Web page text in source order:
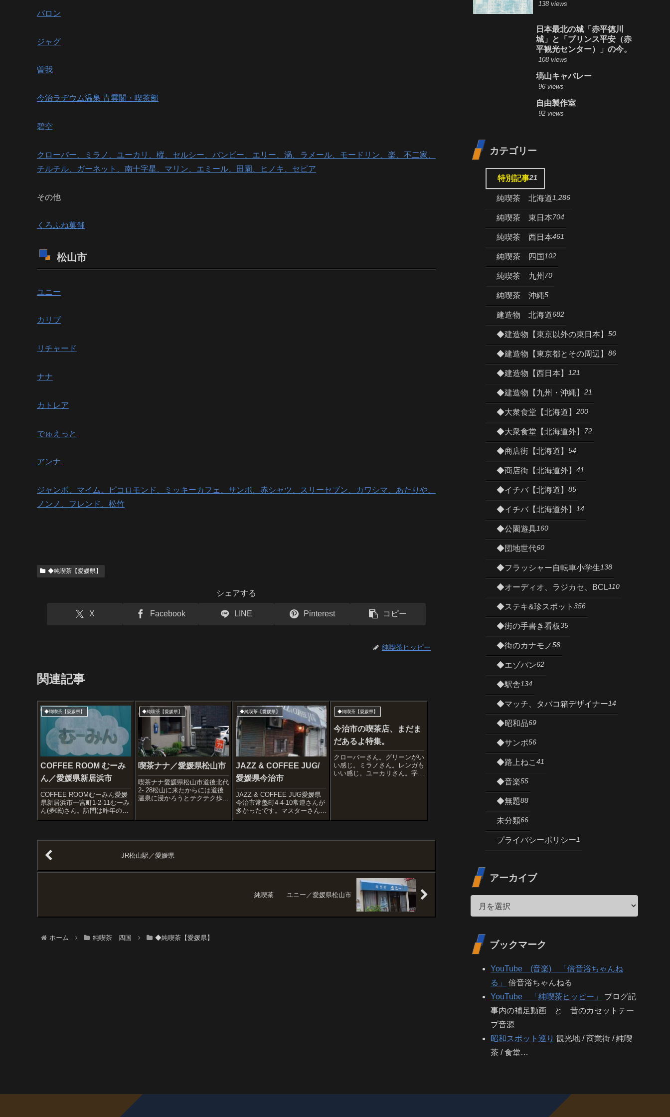
バロン
ジャグ
曽我
今治ラヂウム温泉 青雲閣・喫茶部
碧空
クローバー、ミラノ、ユーカリ、樅、セルシー、バンビー、エリー、渦、ラメール、モードリン、楽、不二家、
チルチル、ガーネット、南十字星、マリン、エミール、田園、ヒノキ、セピア
その他
くろふね菓舗
松山市
ユニー
カリブ
リチャード
ナナ
カトレア
でゅえっと
アンナ
ジャンボ、マイム、ピコロモンド、ミッキーカフェ、サンボ、赤シャツ、スリーセブン、カワシマ、あたりや、
ノンノ、フレンド、松竹
◆純喫茶【愛媛県】
シェアする
X Facebook LINE Pinterest コピー
純喫茶ヒッピー
関連記事
◆純喫茶【愛媛県】
COFFEE ROOM むーみ
ん／愛媛県新居浜市
COFFEE ROOMむーみん愛媛
県新居浜市一宮町1-2-11むーみ
ん(夢眠)さん。訪問は昨年の
夏。モーニングセットを食べに
茶店としてまだまだ元気いっぱ
いな感じがしたのだけど、二人
の明...
◆純喫茶【愛媛県】
喫茶ナナ／愛媛県松山市
喫茶ナナ愛媛県松山市道後北代
2- 28松山に来たからには道後
温泉に浸かろうとテクテク歩い
がいみたいにコーヒーばかり飲
◆純喫茶【愛媛県】
JAZZ & COFFEE JUG/
愛媛県今治市
JAZZ & COFFEE JUG愛媛県
今治市常盤町4-4-10常連さんが
多かったです。マスターさんは
自転車が好きだし、スピーカー
70kmの瀬戸内しまなみ海道に
◆純喫茶【愛媛県】
今治市の喫茶店、まだま
だあるよ特集。
クローバーさん。グリーンがい
い感じ。ミラノさん。レンガも
いい感じ。ユーカリさん。字体
です。漁港近くに...
JR松山駅／愛媛県
純喫茶 ユニー／愛媛県松山市
ホーム 純喫茶 四国 ◆純喫茶【愛媛県】
138 views
日本最北の城「赤平徳川
城」と「プリンス平安（赤
平観光センター）」の今。
108 views
塙山キャバレー
96 views
自由製作室
92 views
カテゴリー
特別記事21
純喫茶 北海道1,286
純喫茶 東日本704
純喫茶 西日本461
純喫茶 四国 102
純喫茶 九州 70
純喫茶 沖縄5
建造物 北海道682
◆建造物【東京以外の東日本】 50
◆建造物【東京都とその周辺】 86
◆建造物【西日本】 121
◆建造物【九州・沖縄】 21
◆大衆食堂【北海道】 200
◆大衆食堂【北海道外】 72
◆商店街【北海道】 54
◆商店街【北海道外】 41
◆イチバ【北海道】 85
◆イチバ【北海道外】 14
◆公園遊具160
◆団地世代60
◆フラッシャー自転車小学生138
◆オーディオ、ラジカセ、BCL110
◆ステキ&珍スポット 356
◆街の手書き看板35
◆街のカナモノ58
◆エゾパン62
◆駅舎134
◆マッチ、タバコ箱デザイナー14
◆昭和品69
◆サンポ56
◆路上ねこ 41
◆音楽55
◆無題88
未分類66
プライバシーポリシー1
アーカイブ
ブックマーク
YouTube (音楽) 「倍音浴ちゃんね
る」
倍音浴ちゃんねる
YouTube 「純喫茶ヒッピー」
ブログ記
事内の補足動画 と 昔のカセットテー
プ音源
昭和スポット巡り 観光地 / 商業街 / 純喫
茶 / 食堂…